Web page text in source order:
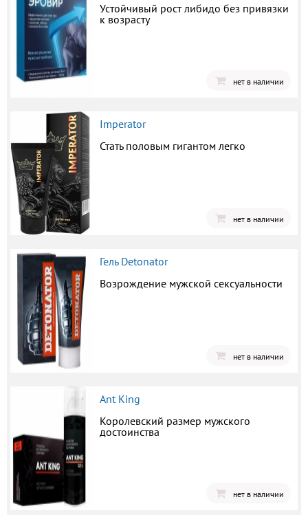
Устойчивый рост либидо без привязки
к возрасту
нет в наличии
Imperator
Стать половым гигантом легко
нет в наличии
Гель Detonator
Возрождение мужской сексуальности
нет в наличии
Ant King
Королевский размер мужского
достоинства
нет в наличии